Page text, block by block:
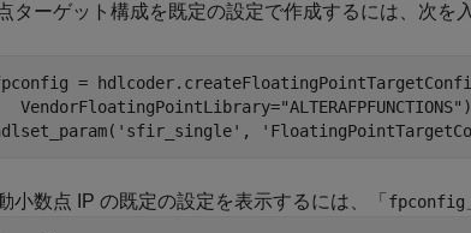
ターゲット構成を既定の設定で作成するには、次を
=
VendorFloatingPointLibrary=
"ALTERAFPFUNCTIONS"
'sfir_single' ,
小数点 IP の既定の設定を表示するには、「 fpconfig